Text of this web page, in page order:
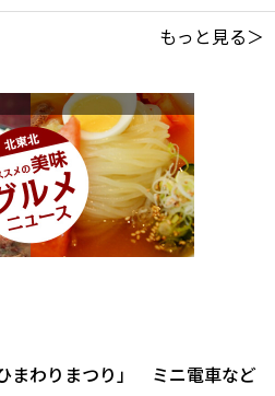
もっと見る＞
まわりまつり」 ミニ電車など